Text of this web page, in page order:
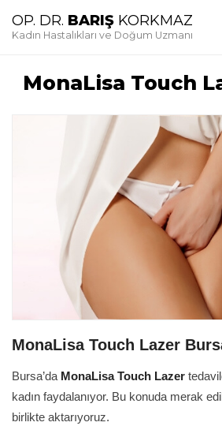
OP. DR. BARIŞ KORKMAZ
Kadın Hastalıkları ve Doğum Uzmanı
MonaLisa Touch
MonaLisa Touch Lazer
Bursa’da MonaLisa Touch Lazer
kadın faydalanıyor. Bu konuda merak
birlikte aktarıyoruz.